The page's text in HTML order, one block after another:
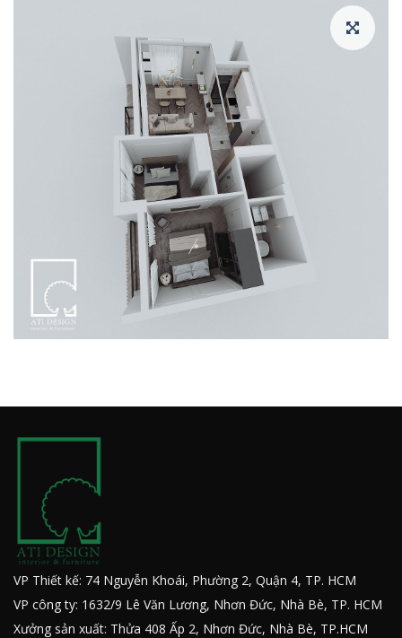
VP Thiết kế: 74 Nguyễn Khoái, Phường 2, Quận 4, TP. HCM
VP công ty: 1632/9 Lê Văn Lương, Nhơn Đức, Nhà Bè, TP. HCM
Xưởng sản xuất: Thửa 408 Ấp 2, Nhơn Đức, Nhà Bè, TP.HCM